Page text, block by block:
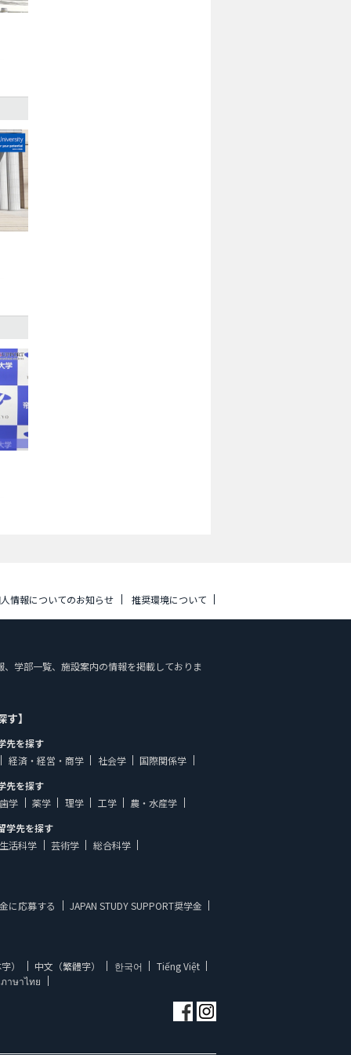
情報についてのお知らせ 推奨環境について
学部一覧、施設案内の情報を掲載しておりま
】
先を探す
経済・経営・商学
社会学
国際関係学
先を探す
学
薬学 理学 工学
農・水産学
学先を探す
生活科学
芸術学 総合科学
に応募する JAPAN STUDY SUPPORT奨学金
） 中文（繁體字） 한국어
Tiếng Việt
ภาษาไทย